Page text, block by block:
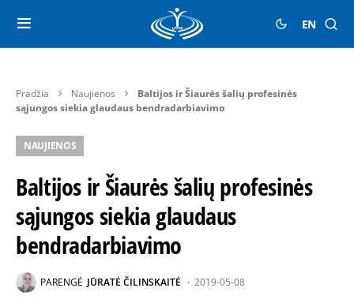
EN
Pradžia Naujienos
Baltijos ir Šiaurės šalių profesinės
sąjungos siekia glaudaus bendradarbiavimo
NAUJIENOS
Baltijos ir Šiaurės šalių profesinės
sąjungos siekia glaudaus
bendradarbiavimo
PARENGĖ JŪRATĖ ČILINSKAITĖ 2019-05-08